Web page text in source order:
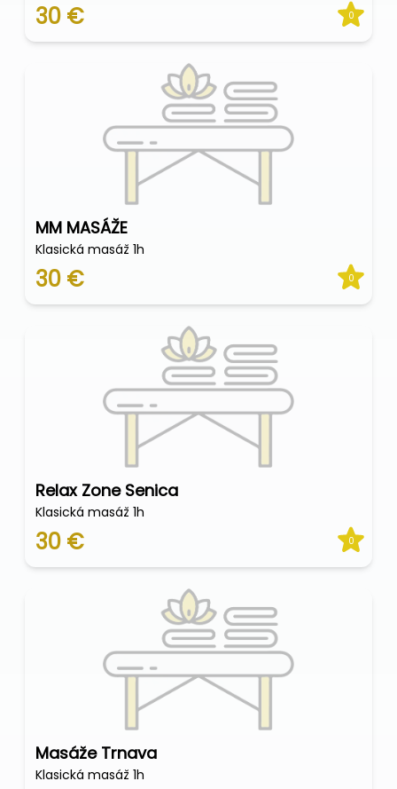
30 € 0
MM MASÁŽE
Klasická masáž 1h
30 € 0
Relax Zone Senica
Klasická masáž 1h
30 € 0
Masáže Trnava
Klasická masáž 1h